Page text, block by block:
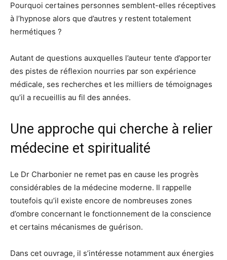
Pourquoi certaines personnes semblent-elles réceptives
à l’hypnose alors que d’autres y restent totalement
hermétiques ?
Autant de questions auxquelles l’auteur tente d’apporter
des pistes de réflexion nourries par son expérience
médicale, ses recherches et les milliers de témoignages
qu’il a recueillis au fil des années.
Une approche qui cherche à relier
médecine et spiritualité
Le Dr Charbonier ne remet pas en cause les progrès
considérables de la médecine moderne. Il rappelle
toutefois qu’il existe encore de nombreuses zones
d’ombre concernant le fonctionnement de la conscience
et certains mécanismes de guérison.
Dans cet ouvrage, il s’intéresse notamment aux énergies